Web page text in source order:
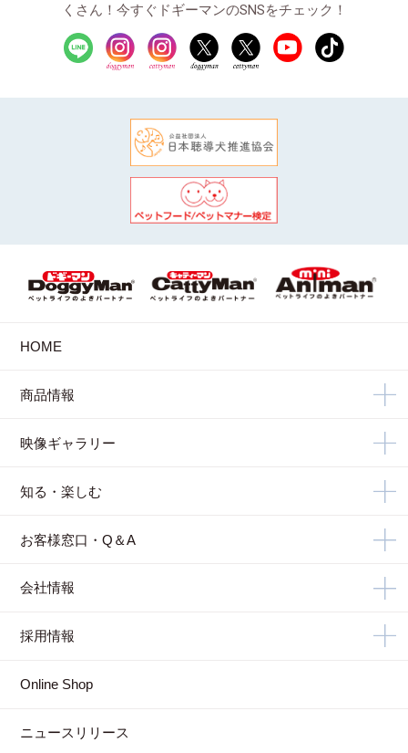
くさん！今すぐドギーマンのSNSをチェック！
HOME
商品情報
映像ギャラリー
知る・楽しむ
お客様窓口・Q＆A
会社情報
採用情報
Online Shop
ニュースリリース